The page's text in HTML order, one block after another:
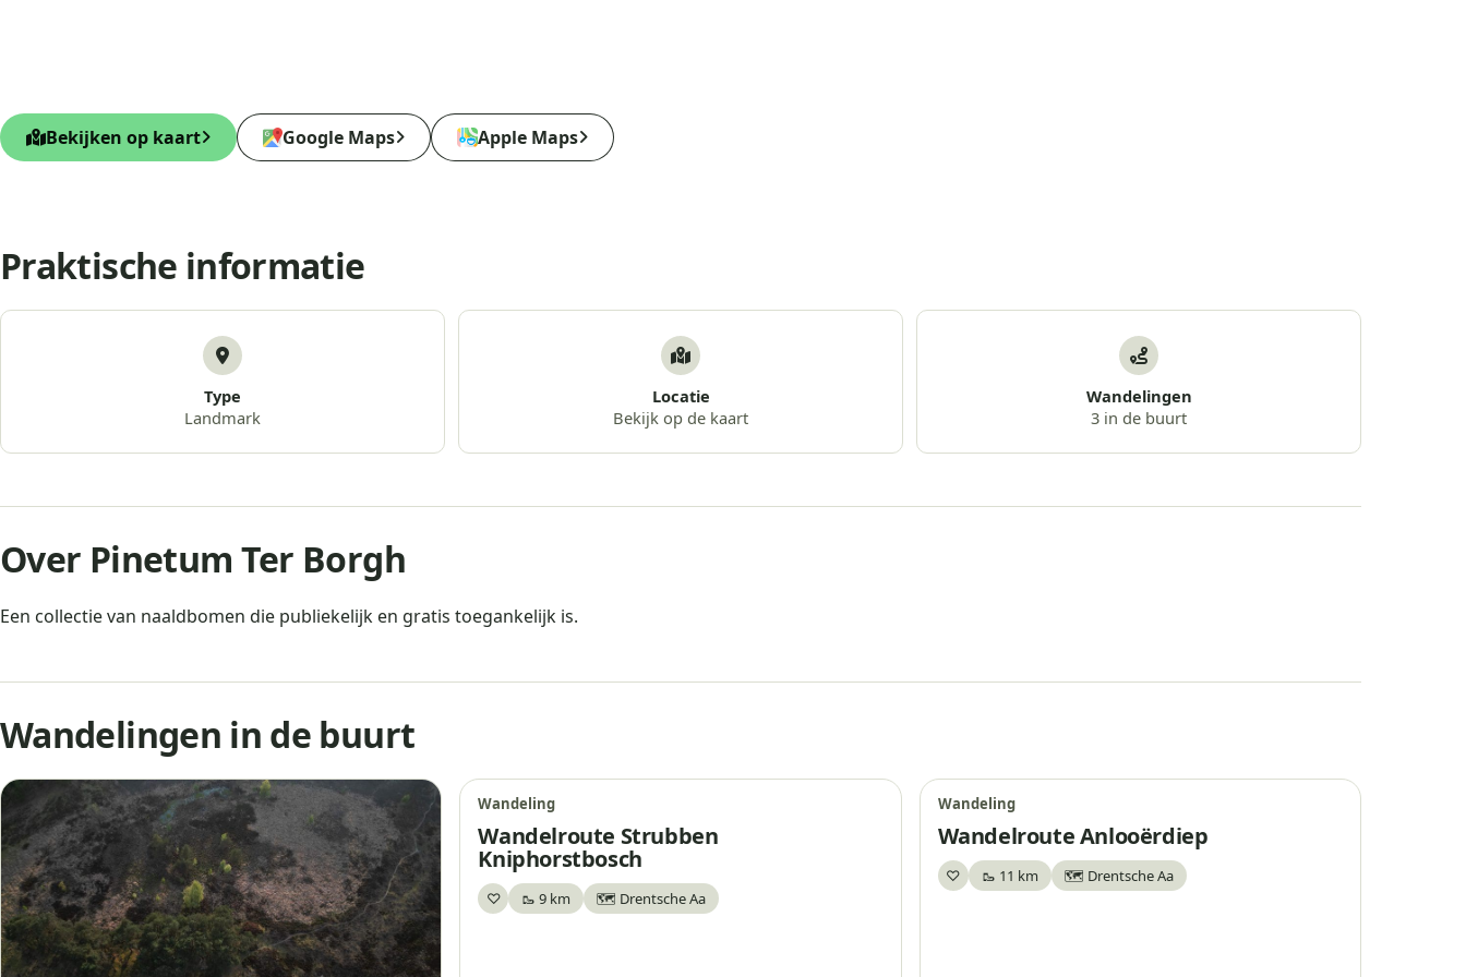
Bekijken op kaart Google Maps Apple Maps
Praktische informatie
Type
Landmark
Locatie
Bekijk op de kaart
Wandelingen
3 in de buurt
Over Pinetum Ter Borgh
Een collectie van naaldbomen die publiekelijk en gratis toegankelijk is.
Wandelingen in de buurt
Wandeling
Wandelroute Strubben
Kniphorstbosch
♡
Bewaar🥾 9 km 🗺️ Drentsche Aa
Wandeling
Wandelroute Anlooërdiep
♡Bewaar🥾 11 km 🗺️ Drentsche Aa